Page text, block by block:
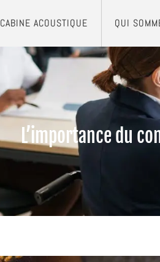
CABINE ACOUSTIQUE QUI
L’importance du